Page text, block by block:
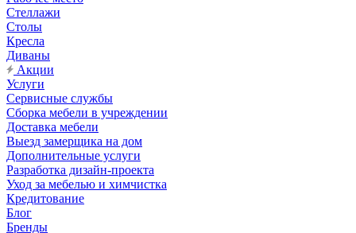
Стеллажи
Столы
Кресла
Диваны
Акции
Услуги
Сервисные службы
Сборка мебели в учреждении
Доставка мебели
Выезд замерщика на дом
Дополнительные услуги
Разработка дизайн-проекта
Уход за мебелью и химчистка
Кредитование
Блог
Бренды